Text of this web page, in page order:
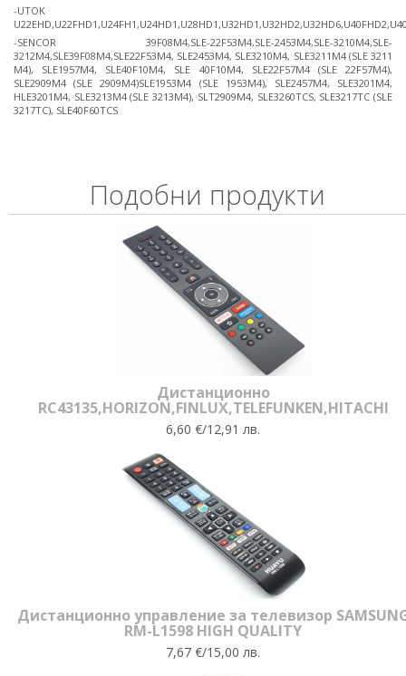
-UTOK
-SENCOR 39F08M4,SLE-22F53M4,SLE-2453M4,SLE-3210M4,SLE-
3212M4,SLE39F08M4,SLE22F53M4, SLE2453M4, SLE3210M4, SLE3211M4 (SLE 3211
M4), SLE1957M4, SLE40F10M4, SLE 40F10M4, SLE22F57M4 (SLE 22F57M4),
SLE2909M4 (SLE 2909M4)SLE1953M4 (SLE 1953M4), SLE2457M4, SLE3201M4,
HLE3201M4, SLE3213M4 (SLE 3213M4), SLT2909M4, SLE3260TCS, SLE3217TC (SLE
3217TC), SLE40F60TCS
Подобни продукти
Дистанционно
RC43135,HORIZON,FINLUX,TELEFUNKEN,HITACHI
6,60 €/12,91 лв.
Дистанционно управление за телевизор
RM-L1598 HIGH QUALITY
7,67 €/15,00 лв.